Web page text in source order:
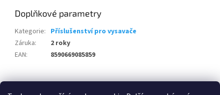
Doplňkové parametry
Kategorie: Příslušenství pro vysavače
Záruka:
2 roky
EAN: 8590669085859
Z